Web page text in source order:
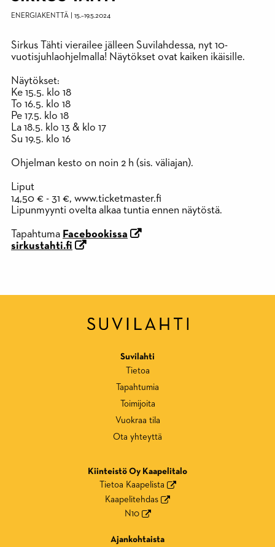
ENERGIAKENTTÄ 15.–19.5.2024
Sirkus Tähti vierailee jälleen Suvilahdessa, nyt 10-
vuotisjuhlaohjelmalla! Näytökset ovat kaiken ikäisille.
Näytökset:
Ke 15.5. klo 18
To 16.5. klo 18
Pe 17.5. klo 18
La 18.5. klo 13 & klo 17
Su 19.5. klo 16
Ohjelman kesto on noin 2 h (sis. väliajan).
Liput
14,50 € - 31 €, www.ticketmaster.fi
Lipunmyynti ovelta alkaa tuntia ennen näytöstä.
Tapahtuma Facebookissa
sirkustahti.fi
Suvilahti
Tietoa
Tapahtumia
Toimijoita
Vuokraa tila
Ota yhteyttä
Kiinteistö Oy Kaapelitalo
Tietoa Kaapelista
Kaapelitehdas
N10
Ajankohtaista